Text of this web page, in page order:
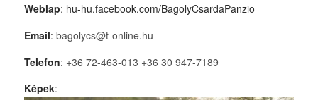
Weblap: hu-hu.facebook.com/BagolyCsardaPanzio
Email: bagolycs@t-online.hu
Telefon: +36 72-463-013 +36 30 947-7189
Képek: